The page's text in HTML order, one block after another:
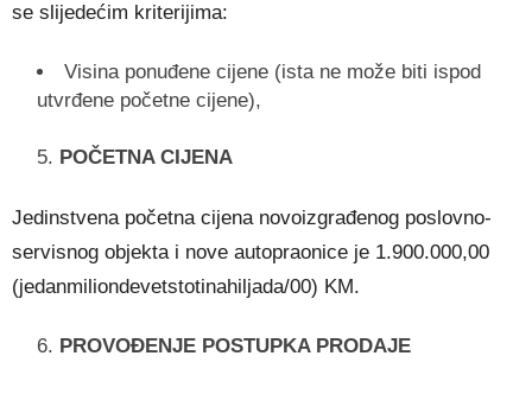
se slijedećim kriterijima:
Visina ponuđene cijene (ista ne može biti ispod
utvrđene početne cijene),
POČETNA CIJENA
Jedinstvena početna cijena novoizgrađenog poslovno-
servisnog objekta i nove autopraonice je 1.900.000,00
(jedanmiliondevetstotinahiljada/00) KM.
PROVOĐENJE POSTUPKA PRODAJE